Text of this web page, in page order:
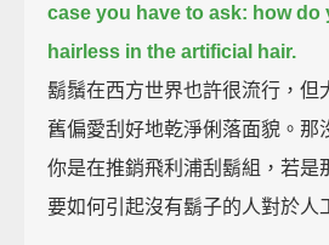
case you have to ask: how do
hairless in the artificial hair.
鬍鬚在西方世界也許很流行，但
舊偏愛刮好地乾淨俐落面貌。那
你是在推銷飛利浦刮鬍組，若是
要如何引起沒有鬍子的人對於人